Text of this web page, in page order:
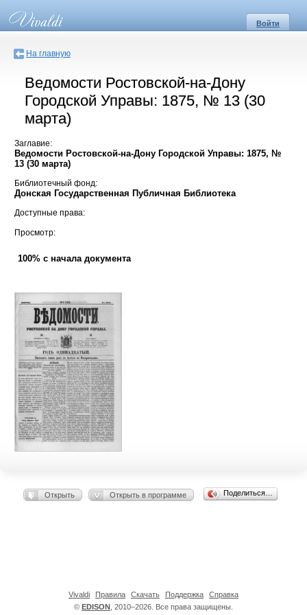
Войти
На главную
Ведомости Ростовской-на-Дону
Городской Управы: 1875, № 13 (30
марта)
Заглавие:
Ведомости Ростовской-на-Дону Городской Управы: 1875, №
13 (30 марта)
Библиотечный фонд:
Донская Государственная Публичная Библиотека
Доступные права:
Просмотр:
100% с начала документа
Открыть Открыть в программе Поделиться…
© EDISON , 2010–2026. Все права защищены.
Vivaldi Правила Скачать Поддержка Справка